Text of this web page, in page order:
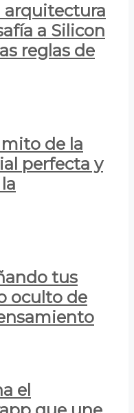
arquitectura
a Silicon
reglas de
de la
perfecta y
tus
oculto de
el